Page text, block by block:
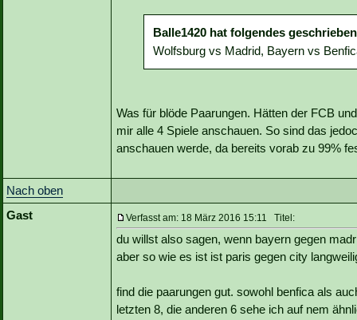
Balle1420 hat folgendes
Wolfsburg vs Madrid, Bayern vs
Was für blöde Paarungen. Hätten der FCB
mir alle 4 Spiele anschauen. So sind das
anschauen werde, da bereits vorab zu 99%
Nach oben
Gast
Verfasst am: 18 März 2016 15:11 Titel:
du willst also sagen, wenn bayern gegen
aber so wie es ist ist paris gegen city
find die paarungen gut. sowohl benfica als
letzten 8, die anderen 6 sehe ich auf nem